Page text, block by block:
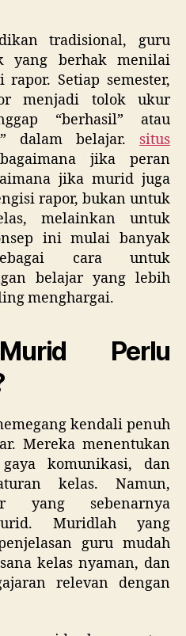
tradisional, guru
yang berhak menilai
Setiap semester,
menjadi tolok ukur
“berhasil” atau
dalam belajar. situs
jika peran
jika murid juga
rapor, bukan untuk
melainkan untuk
ini mulai banyak
cara untuk
belajar yang lebih
menghargai.
Perlu
kendali penuh
Mereka menentukan
komunikasi, dan
kelas. Namun,
yang sebenarnya
Muridlah yang
guru mudah
kelas nyaman, dan
relevan dengan